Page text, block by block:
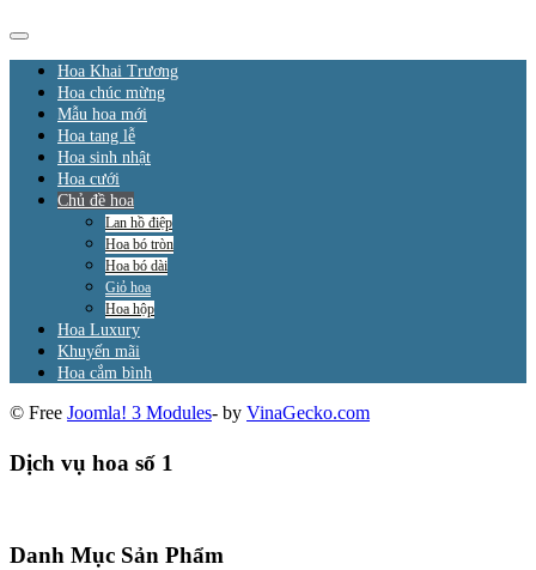
Hoa Khai Trương
Hoa chúc mừng
Mẫu hoa mới
Hoa tang lễ
Hoa sinh nhật
Hoa cưới
Chủ đề hoa
Lan hồ điệp
Hoa bó tròn
Hoa bó dài
Giỏ hoa
Hoa hộp
Hoa Luxury
Khuyến mãi
Hoa cắm bình
© Free Joomla! 3 Modules- by VinaGecko.com
Dịch vụ hoa số 1
Danh Mục Sản Phẩm